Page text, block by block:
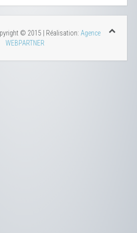
© 2015 | Réalisation: Agence
WEBPARTNER